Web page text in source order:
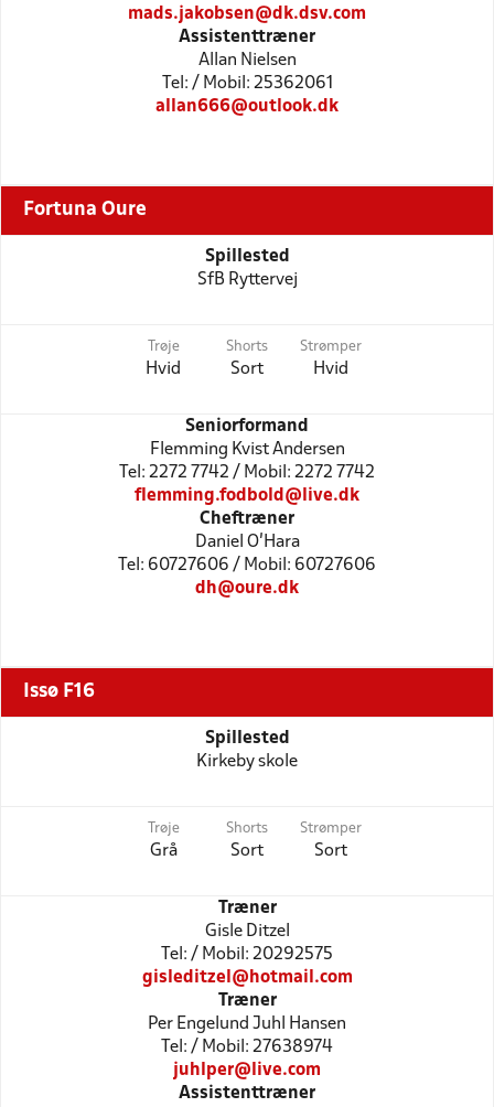
mads.jakobsen@dk.dsv.com
Assistenttræner
Allan Nielsen
Tel: / Mobil: 25362061
allan666@outlook.dk
Fortuna Oure
Spillested
SfB Ryttervej
Trøje
Hvid
Shorts
Sort
Strømper
Hvid
Seniorformand
Flemming Kvist Andersen
Tel: 2272 7742 / Mobil: 2272 7742
flemming.fodbold@live.dk
Cheftræner
Daniel O'Hara
Tel: 60727606 / Mobil: 60727606
dh@oure.dk
Issø F16
Spillested
Kirkeby skole
Trøje
Grå
Shorts
Sort
Strømper
Sort
Træner
Gisle Ditzel
Tel: / Mobil: 20292575
gisleditzel@hotmail.com
Træner
Per Engelund Juhl Hansen
Tel: / Mobil: 27638974
juhlper@live.com
Assistenttræner